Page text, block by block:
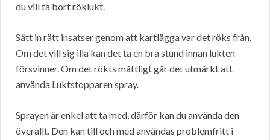
du vill ta bort röklukt.
Sätt in rätt insatser genom att kartlägga var det röks från.
Om det vill sig illa kan det ta en bra stund innan lukten
försvinner. Om det rökts måttligt går det utmärkt att
använda Luktstopparen spray.
Sprayen är enkel att ta med, därför kan du använda den
överallt. Den kan till och med användas problemfritt i